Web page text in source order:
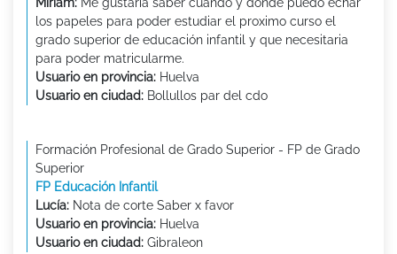
Miriam: Me gustaria saber cuando y donde puedo echar
los papeles para poder estudiar el proximo curso el
grado superior de educación infantil y que necesitaria
para poder matricularme.
Usuario en provincia: Huelva
Usuario en ciudad: Bollullos par del cdo
Formación Profesional de Grado Superior - FP de Grado
Superior
FP Educación Infantil
Lucía: Nota de corte Saber x favor
Usuario en provincia: Huelva
Usuario en ciudad: Gibraleon